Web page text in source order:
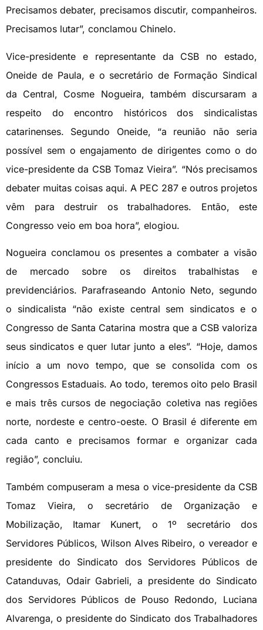
Precisamos debater, precisamos discutir, companheiros.
Precisamos lutar”, conclamou Chinelo.
Vice-presidente e representante da CSB no estado,
Oneide de Paula, e o secretário de Formação Sindical
da Central, Cosme Nogueira, também discursaram a
respeito do encontro históricos dos sindicalistas
catarinenses. Segundo Oneide, “a reunião não seria
possível sem o engajamento de dirigentes como o do
vice-presidente da CSB Tomaz Vieira”. “Nós precisamos
debater muitas coisas aqui. A PEC 287 e outros projetos
vêm para destruir os trabalhadores. Então, este
Congresso veio em boa hora”, elogiou.
Nogueira conclamou os presentes a combater a visão
de mercado sobre os direitos trabalhistas e
previdenciários. Parafraseando Antonio Neto, segundo
o sindicalista “não existe central sem sindicatos e o
Congresso de Santa Catarina mostra que a CSB valoriza
seus sindicatos e quer lutar junto a eles”. “Hoje, damos
início a um novo tempo, que se consolida com os
Congressos Estaduais. Ao todo, teremos oito pelo Brasil
e mais três cursos de negociação coletiva nas regiões
norte, nordeste e centro-oeste. O Brasil é diferente em
cada canto e precisamos formar e organizar cada
região”, concluiu.
Também compuseram a mesa o vice-presidente da CSB
Tomaz Vieira, o secretário de Organização e
Mobilização, Itamar Kunert, o 1º secretário dos
Servidores Públicos, Wilson Alves Ribeiro, o vereador e
presidente do Sindicato dos Servidores Públicos de
Catanduvas, Odair Gabrieli, a presidente do Sindicato
dos Servidores Públicos de Pouso Redondo, Luciana
Alvarenga, o presidente do Sindicato dos Trabalhadores